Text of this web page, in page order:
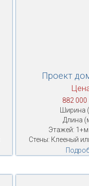
Проект
882 000
Ширина
Длина
Этажей:
Стены: Клееный